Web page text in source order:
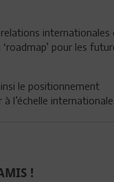
internationales
pour les
le positionnement
l’échelle internationale.
!